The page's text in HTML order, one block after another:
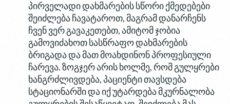
პირველადი დახმარების სწორი ქმედებები
შეიძლება ჩავატაროთ, მაგრამ დანარჩენს
ჩვენ ვერ გავაკეთებთ, ამიტომ ჯობია
გამოვიძახოთ სასწრაფო დახმარების
ბრიგადა და მათ მოახდინონ პროფესიული
ჩარევა. ზოგჯერ არის ხოლმე, რომ გულყრები
ხანგრძლივდება, პაციენტი თავსდება
სტაციონარში და იქ უტარდება მკურნალობა